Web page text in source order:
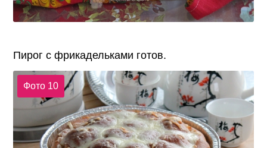
Пирог с фрикадельками готов.
Фото 10